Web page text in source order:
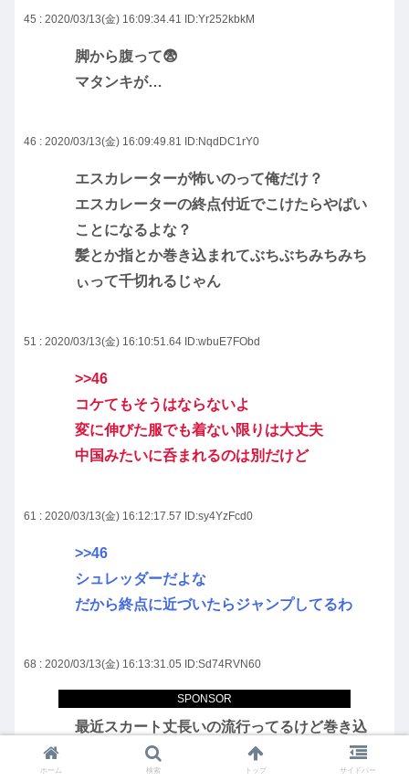
SPONSOR
45 : 2020/03/13(金) 16:09:34.41 ID:Yr252kbkM
脚から腹って😨
マタンキが…
46 : 2020/03/13(金) 16:09:49.81 ID:NqdDC1rY0
エスカレーターが怖いのって俺だけ？
エスカレーターの終点付近でこけたらやばい
ことになるよな？
髪とか指とか巻き込まれてぶちぶちみちみち
ぃって千切れるじゃん
51 : 2020/03/13(金) 16:10:51.64 ID:wbuE7FObd
>>46
コケてもそうはならないよ
変に伸びた服でも着ない限りは大丈夫
中国みたいに呑まれるのは別だけど
61 : 2020/03/13(金) 16:12:17.57 ID:sy4YzFcd0
>>46
シュレッダーだよな
だから終点に近づいたらジャンプしてるわ
68 : 2020/03/13(金) 16:13:31.05 ID:Sd74RVN60
最近スカート丈長いの流行ってるけど巻き込
まれそうと思う
ホーム 検索 トップ サイドバー